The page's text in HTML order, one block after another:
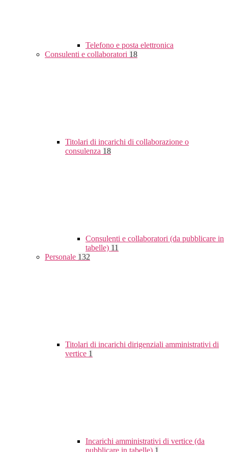
Telefono e posta elettronica
Consulenti e collaboratori 18
Titolari di incarichi di collaborazione o
consulenza 18
Consulenti e collaboratori (da pubblicare in
tabelle) 11
Personale 132
Titolari di incarichi dirigenziali amministrativi di
vertice 1
Incarichi amministrativi di vertice (da